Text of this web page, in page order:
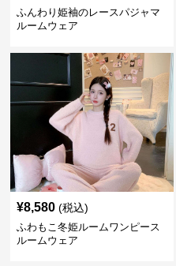
ふんわり姫袖のレースパジャマ
ルームウェア
¥8,580 (税込)
ふわもこ冬姫ルームワンピース
ルームウェア